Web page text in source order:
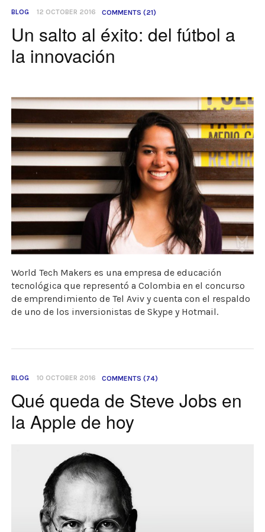
BLOG 12 OCTOBER 2016 COMMENTS (21)
Un salto al éxito: del fútbol a
la innovación
World Tech Makers es una empresa de educación
tecnológica que representó a Colombia en el concurso
de emprendimiento de Tel Aviv y cuenta con el respaldo
de uno de los inversionistas de Skype y Hotmail.
BLOG 10 OCTOBER 2016 COMMENTS (74)
Qué queda de Steve Jobs en
la Apple de hoy